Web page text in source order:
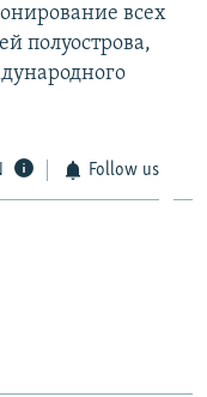
всех
полуострова,
Follow us